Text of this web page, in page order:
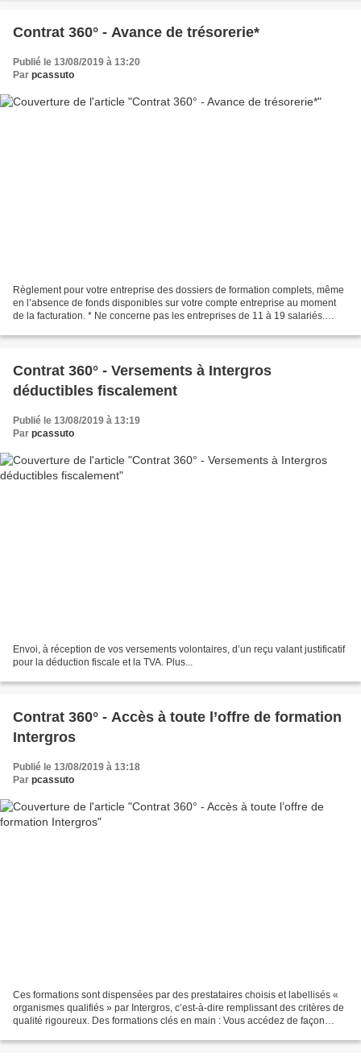
Contrat 360° - Avance de trésorerie*
Publié le 13/08/2019 à 13:20
Par pcassuto
Règlement pour votre entreprise des dossiers de formation complets, même
en l’absence de fonds disponibles sur votre compte entreprise au moment
de la facturation. * Ne concerne pas les entreprises de 11 à 19 salariés.
Contrat 360° - Versements à Intergros
déductibles fiscalement
Publié le 13/08/2019 à 13:19
Par pcassuto
Envoi, à réception de vos versements volontaires, d’un reçu valant justificatif
pour la déduction fiscale et la TVA. Plus...
Contrat 360° - Accès à toute l’offre de formation
Intergros
Publié le 13/08/2019 à 13:18
Par pcassuto
Ces formations sont dispensées par des prestataires choisis et labellisés «
organismes qualifiés » par Intergros, c’est-à-dire remplissant des critères de
qualité rigoureux. Des formations clés en main : Vous accédez de façon